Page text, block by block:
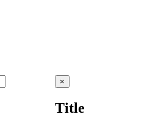
Close
product
view
×
Title